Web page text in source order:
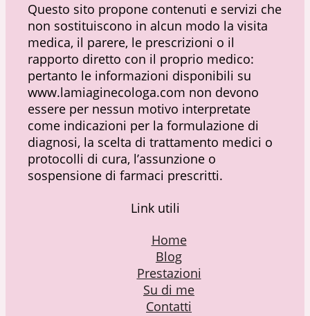
Questo sito propone contenuti e servizi che
non sostituiscono in alcun modo la visita
medica, il parere, le prescrizioni o il
rapporto diretto con il proprio medico:
pertanto le informazioni disponibili su
www.lamiaginecologa.com non devono
essere per nessun motivo interpretate
come indicazioni per la formulazione di
diagnosi, la scelta di trattamento medici o
protocolli di cura, l’assunzione o
sospensione di farmaci prescritti.
Link utili
Home
Blog
Prestazioni
Su di me
Contatti